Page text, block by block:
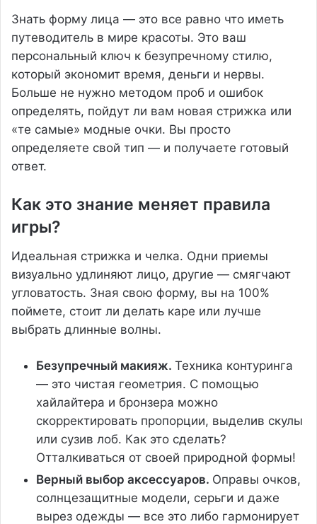
Знать форму лица — это все равно что иметь
путеводитель в мире красоты. Это ваш
персональный ключ к безупречному стилю,
который экономит время, деньги и нервы.
Больше не нужно методом проб и ошибок
определять, пойдут ли вам новая стрижка или
«те самые» модные очки. Вы просто
определяете свой тип — и получаете готовый
ответ.
Как это знание меняет правила
игры?
Идеальная стрижка и челка. Одни приемы
визуально удлиняют лицо, другие — смягчают
угловатость. Зная свою форму, вы на 100%
поймете, стоит ли делать каре или лучше
выбрать длинные волны.
Безупречный макияж. Техника контуринга
— это чистая геометрия. С помощью
хайлайтера и бронзера можно
скорректировать пропорции, выделив скулы
или сузив лоб. Как это сделать?
Отталкиваться от своей природной формы!
Верный выбор аксессуаров. Оправы очков,
солнцезащитные модели, серьги и даже
вырез одежды — все это либо гармонирует